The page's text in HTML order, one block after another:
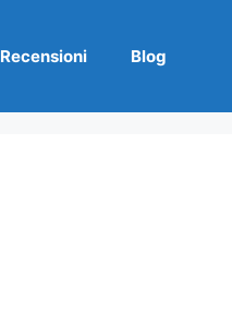
Recensioni Blog